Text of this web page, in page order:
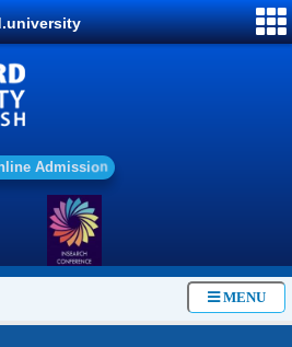
l ine Ad mission
MENU